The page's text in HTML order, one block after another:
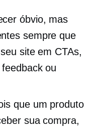
óbvio, mas
sempre que
site em CTAs,
ou
que um produto
sua compra,